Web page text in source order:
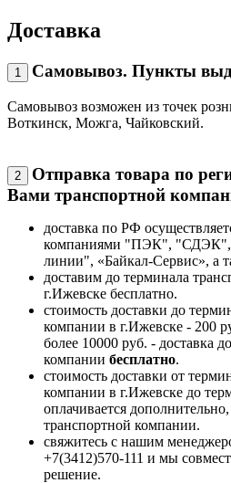
Доставка
1 Самовывоз. Пункты
Самовывоз возможен из точек
Воткинск, Можга, Чайковский.
2
Отправка товара по
Вами транспортной
доставка по РФ
компаниями "ПЭК", "СДЭК",
линии", «Байкал-Сервис», а
доставим до терминала
г.Ижевске бесплатно.
стоимость доставки до
компании в г.Ижевске - 200
более 10000 руб. - доставка
компании бесплатно.
стоимость доставки от
компании в г.Ижевске до
оплачивается
транспортной компании.
свяжитесь с нашим
+7(3412)570-111 и мы
решение.